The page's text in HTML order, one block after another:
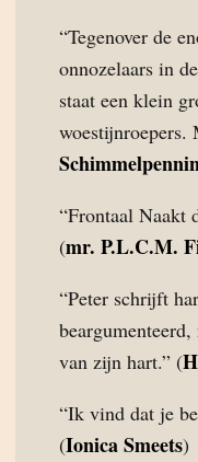
“Tegenover de
onnozelaars in
staat een klein
woestijnroepers.
“Frontaal Naakt
(mr. P.L.C.M.
“Peter schrijft
van zijn hart.” (
“Ik vind dat je
(Ionica Smeets)